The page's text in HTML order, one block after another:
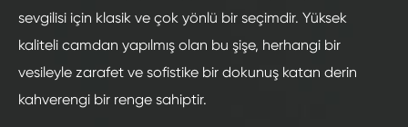
sevgilisi için klasik ve çok yönlü bir seçimdir. Yüksek
kaliteli camdan yapılmış olan bu şişe, herhangi bir
vesileyle zarafet ve sofistike bir dokunuş katan derin
kahverengi bir renge sahiptir.